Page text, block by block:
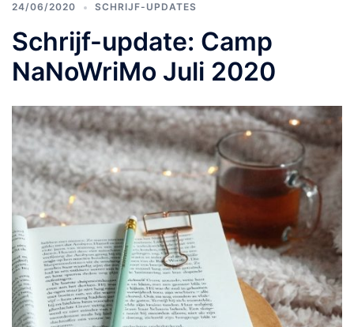
24/06/2020 SCHRIJF-UPDATES
Schrijf-update: Camp
NaNoWriMo Juli 2020